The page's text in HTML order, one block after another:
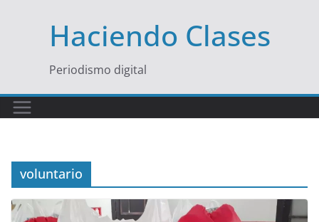
contenidoHaciendo Clases
Periodismo digital
voluntario